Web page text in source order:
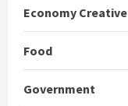
Economy Creative
Food
Government